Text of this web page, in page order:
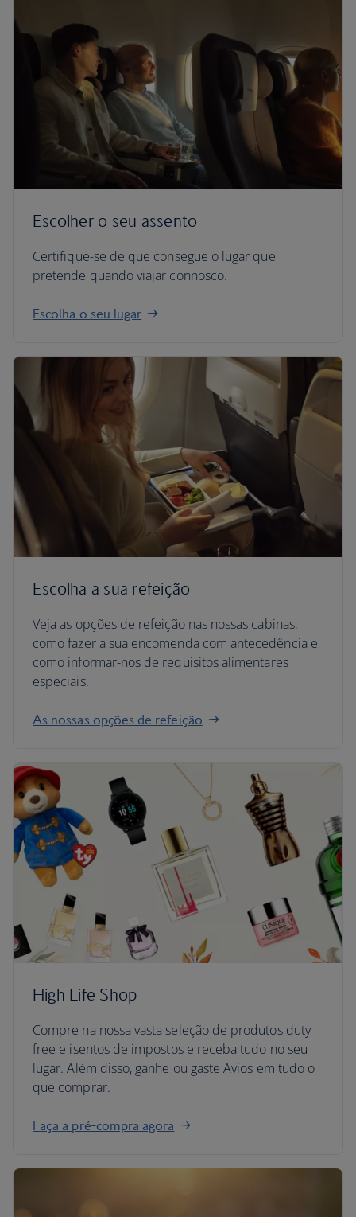
Escolher o seu assento
Certifique-se de que consegue o lugar que
pretende quando viajar connosco.
Escolha o seu lugar
Escolha a sua refeição
Veja as opções de refeição nas nossas cabinas,
como fazer a sua encomenda com antecedência e
como informar-nos de requisitos alimentares
especiais.
As nossas opções de refeição
High Life Shop
Compre na nossa vasta seleção de produtos duty
free e isentos de impostos e receba tudo no seu
lugar. Além disso, ganhe ou gaste Avios em tudo o
que comprar.
Faça a pré-compra agora